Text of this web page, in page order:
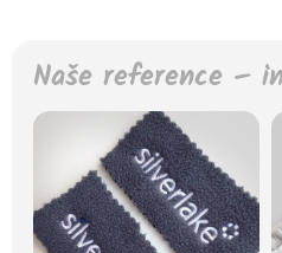
Naše reference –